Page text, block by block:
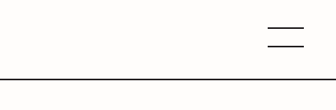
Menu